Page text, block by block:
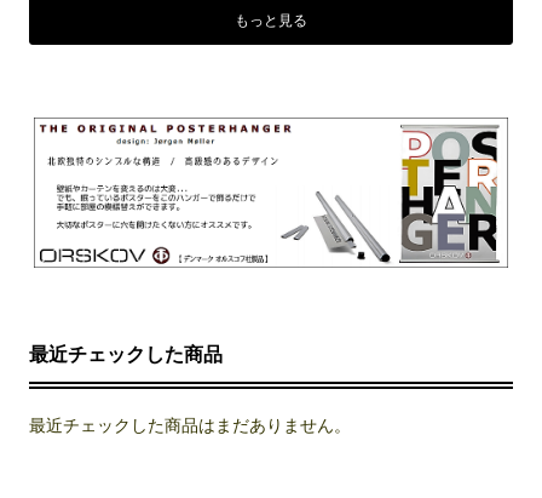
もっと見る
最近チェックした商品
最近チェックした商品はまだありません。